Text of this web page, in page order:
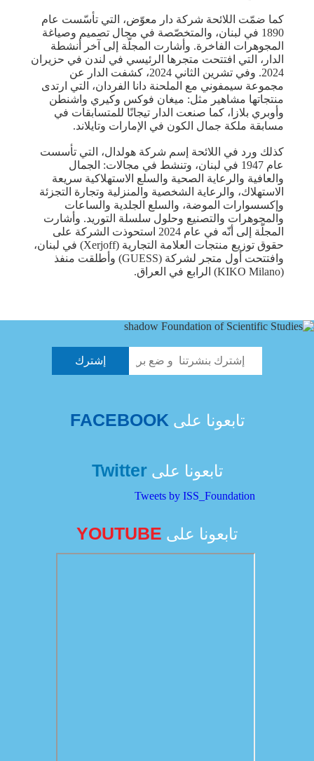
كما ضمّت اللائحة شركة دار معوّض، التي تأسّست عام
1890 في لبنان، والمتخصّصة في مجال تصميم وصياغة
المجوهرات الفاخرة. وأشارت المجلّة إلى آخر أنشطة
الدار، التي افتتحت متجرها الرئيسي في لندن في حزيران
2024. وفي تشرين الثاني 2024، كشفت الدار عن
مجموعة سيمفوني مع الملحنة دانا الفردان، التي ارتدى
منتجاتها مشاهير مثل: ميغان فوكس وكيري واشنطن
وأوبري بلازا، كما صنعت الدار تيجانًا للمتسابقات في
مسابقة ملكة جمال الكون في الإمارات وتايلاند.
كذلك ورد في اللائحة إسم شركة هولدال، التي تأسست
عام 1947 في لبنان، وتنشط في مجالات: الجمال
والعافية والرعاية الصحية والسلع الاستهلاكية سريعة
الاستهلاك، والرعاية الشخصية والمنزلية وتجارة التجزئة
وإكسسوارات الموضة، والسلع الجلدية والساعات
والمجوهرات والتصنيع وحلول سلسلة التوريد. وأشارت
المجلّة إلى أنّه في عام 2024 استحوذت الشركة على
حقوق توزيع منتجات العلامة التجارية (Xerjoff) في لبنان،
وافتتحت أول متجر لشركة (GUESS) وأطلقت منفذ
(KIKO Milano) الرابع في العراق.
تابعونا على FACEBOOK
تابعونا علىTwitter
Tweets by ISS_Foundation
تابعونا على YOUTUBE